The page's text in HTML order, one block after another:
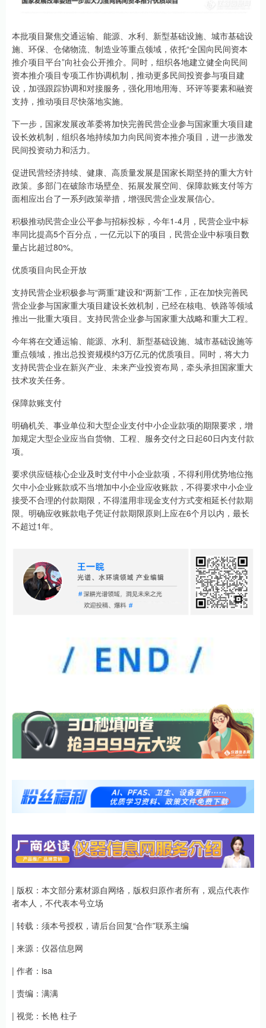
本批项目聚焦交通运输、能源、水利、新型基础设施、城市基础设
施、环保、仓储物流、制造业等重点领域，依托“全国向民间资本
推介项目平台”向社会公开推介。同时，组织各地建立健全向民间
资本推介项目专项工作协调机制，推动更多民间投资参与项目建
设，加强跟踪协调和对接服务，强化用地用海、环评等要素和融资
支持，推动项目尽快落地实施。
下一步，国家发展改革委将加快完善民营企业参与国家重大项目建
设长效机制，组织各地持续加力向民间资本推介项目，进一步激发
民间投资动力和活力。
促进民营经济持续、健康、高质量发展是国家长期坚持的重大方针
政策。多部门在破除市场壁垒、拓展发展空间、保障款账支付等方
面相应出台了一系列政策举措，增强民营企业发展信心。
积极推动民营企业公平参与招标投标，今年1-4月，民营企业中标
率同比提高5个百分点，一亿元以下的项目，民营企业中标项目数
量占比超过80%。
优质项目向民企开放
支持民营企业积极参与“两重”建设和“两新”工作，正在加快完善民
营企业参与国家重大项目建设长效机制，已经在核电、铁路等领域
推出一批重大项目。支持民营企业参与国家重大战略和重大工程。
今年将在交通运输、能源、水利、新型基础设施、城市基础设施等
重点领域，推出总投资规模约3万亿元的优质项目。同时，将大力
支持民营企业在新兴产业、未来产业投资布局，牵头承担国家重大
技术攻关任务。
保障款账支付
明确机关、事业单位和大型企业支付中小企业款项的期限要求，增
加规定大型企业应当自货物、工程、服务交付之日起60日内支付款
项。
要求供应链核心企业及时支付中小企业款项，不得利用优势地位拖
欠中小企业账款或不当增加中小企业应收账款，不得要求中小企业
接受不合理的付款期限，不得滥用非现金支付方式变相延长付款期
限。明确应收账款电子凭证付款期限原则上应在6个月以内，最长
不超过1年。
| 版权：本文部分素材源自网络，版权归原作者所有，观点代表作
者本人，不代表本号立场
| 转载：须本号授权，请后台回复“合作”联系主编
| 来源：仪器信息网
| 作者：isa
| 责编：满满
| 视觉：长艳 柱子